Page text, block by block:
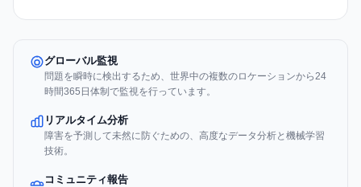
グローバル監視
問題を瞬時に検出するため、世界中の複数のロケーションから24
時間365日体制で監視を行っています。
リアルタイム分析
障害を予測して未然に防ぐための、高度なデータ分析と機械学習
技術。
コミュニティ報告